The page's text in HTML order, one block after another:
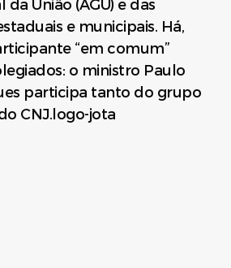
da União (AGU) e das
e municipais. Há,
“em comum”
o ministro Paulo
participa tanto do grupo
CNJ.logo-jota